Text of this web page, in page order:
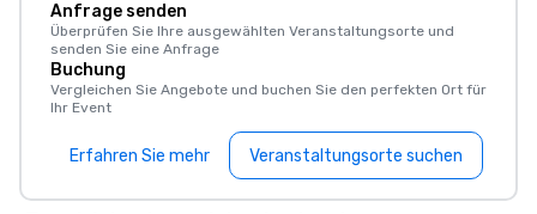
Anfrage senden
Überprüfen Sie Ihre ausgewählten Veranstaltungsorte und
senden Sie eine Anfrage
Buchung
Vergleichen Sie Angebote und buchen Sie den perfekten Ort für
Ihr Event
Erfahren Sie mehr Veranstaltungsorte suchen